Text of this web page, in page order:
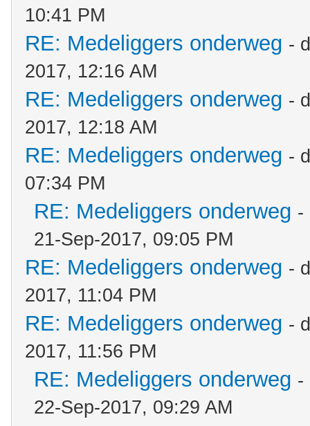
10:41 PM
RE: Medeliggers onderweg -
2017, 12:16 AM
RE: Medeliggers onderweg -
2017, 12:18 AM
RE: Medeliggers onderweg -
07:34 PM
RE: Medeliggers onderweg -
21-Sep-2017, 09:05 PM
RE: Medeliggers onderweg -
2017, 11:04 PM
RE: Medeliggers onderweg -
2017, 11:56 PM
RE: Medeliggers onderweg -
22-Sep-2017, 09:29 AM